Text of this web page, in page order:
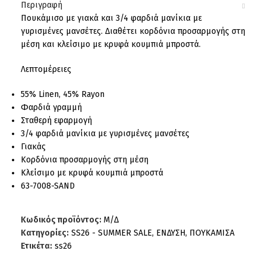
Περιγραφή
Πουκάμισο με γιακά και 3/4 φαρδιά μανίκια με
γυρισμένες μανσέτες. Διαθέτει κορδόνια προσαρμογής στη
μέση και κλείσιμο με κρυφά κουμπιά μπροστά.
Λεπτομέρειες
55% Linen, 45% Rayon
Φαρδιά γραμμή
Σταθερή εφαρμογή
3/4 φαρδιά μανίκια με γυρισμένες μανσέτες
Γιακάς
Κορδόνια προσαρμογής στη μέση
Κλείσιμο με κρυφά κουμπιά μπροστά
63-7008-SAND
Κωδικός προϊόντος: Μ/Δ
Κατηγορίες: SS26 - SUMMER SALE, ΕΝΔΥΣΗ, ΠΟΥΚΑΜΙΣΑ
Ετικέτα: ss26